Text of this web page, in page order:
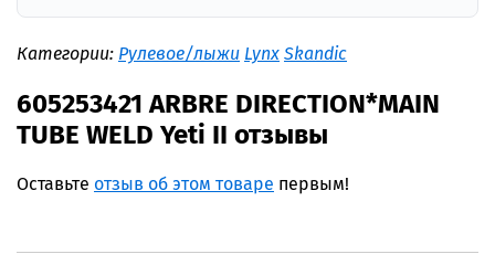
Категории: Рулевое/лыжи Lynx Skandic
605253421 ARBRE DIRECTION*MAIN
TUBE WELD Yeti II отзывы
Оставьте отзыв об этом товаре первым!